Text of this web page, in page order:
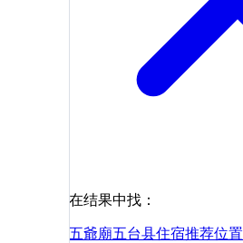
在结果中找：
五爺廟五台县住宿推荐位置